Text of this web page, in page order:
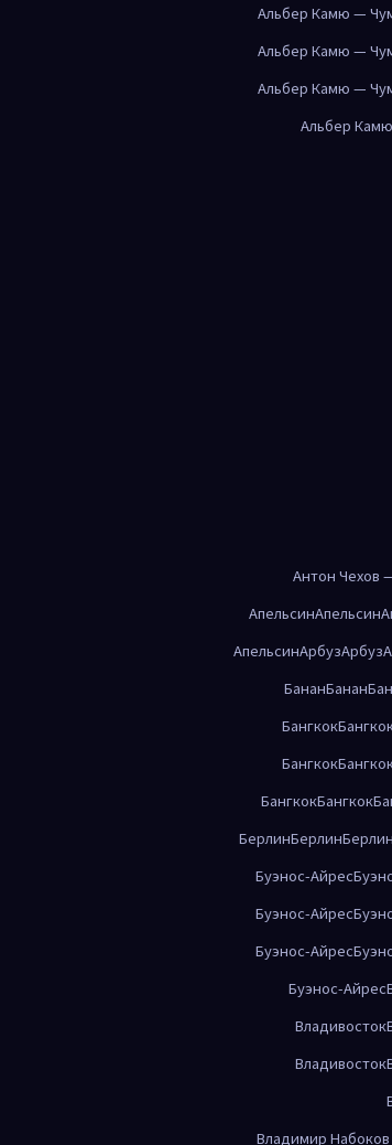
Альбер Камю —
Альбер Камю —
Альбер Камю —
Альбер
Антон Чехов
АпельсинАпельсин
АпельсинАрбузАрбуз
БананБанан
Бангкок
Бангкок
БангкокБангкок
БерлинБерлинБерлин
Буэнос-Айрес
Буэнос-Айрес
Буэнос-Айрес
Буэнос-Айрес
Владивосток
Владивосток
Владимир